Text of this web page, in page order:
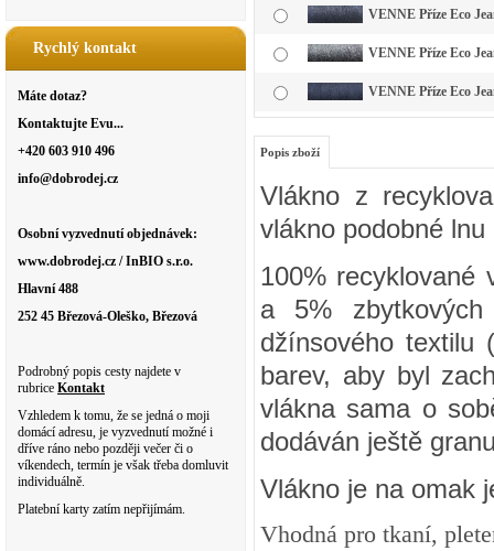
Rychlý kontakt
Máte dotaz?
Kontaktujte Evu...
+420 603 910 496
info@dobrodej.cz
Osobní vyzvednutí objednávek:
www.dobrodej.cz / InBIO s.r.o.
Hlavní 488
252 45 Březová-Oleško, Březová
Podrobný popis cesty najdete v
rubrice Kontakt
Vzhledem k tomu, že se jedná o moji
domácí adresu, je vyzvednutí možné i
dříve ráno nebo později večer či o
víkendech, termín je však třeba domluvit
individuálně.
Platební karty zatím nepřijímám.
VENNE Příze Eco
VENNE Příze Eco
VENNE Příze Eco
Popis zboží
Vlákno z
vlákno podobné
100% recyklované
a 5%
džínsového textilu
barev, aby byl
vlákna sama o
dodáván ještě
Vlákno je na omak
Vhodná pro tkaní,